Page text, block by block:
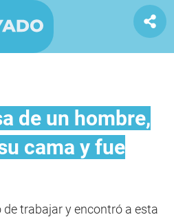
de un hombre,
cama y fue
de trabajar y encontró a esta